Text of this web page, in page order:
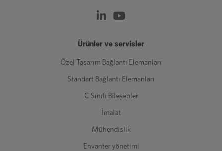
Ürünler ve servisler
Özel Tasarım Bağlantı Elemanları
Standart Bağlantı Elemanları
C Sınıfı Bileşenler
İmalat
Mühendislik
Envanter yönetimi